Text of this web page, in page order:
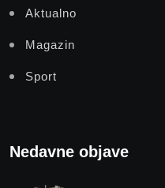
Aktualno
Magazin
Sport
Nedavne objave